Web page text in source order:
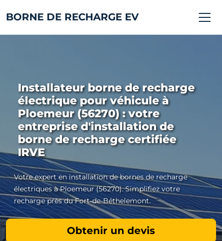
BORNE DE RECHARGE EV
Installateur borne de recharge
électrique pour véhicule à
Ploemeur (56270) : votre
entreprise d'installation de
borne de recharge certifiée
IRVE
Votre expert en installation de bornes de recharge
électriques à Ploemeur (56270). Simplifiez votre
recharge près du Fort-de-Béthelemont.
Obtenir un devis